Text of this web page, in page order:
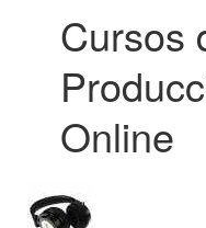
Cursos
Online